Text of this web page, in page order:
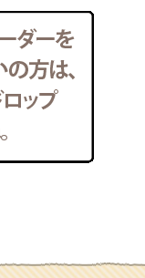
ちよい鍼灸治療で